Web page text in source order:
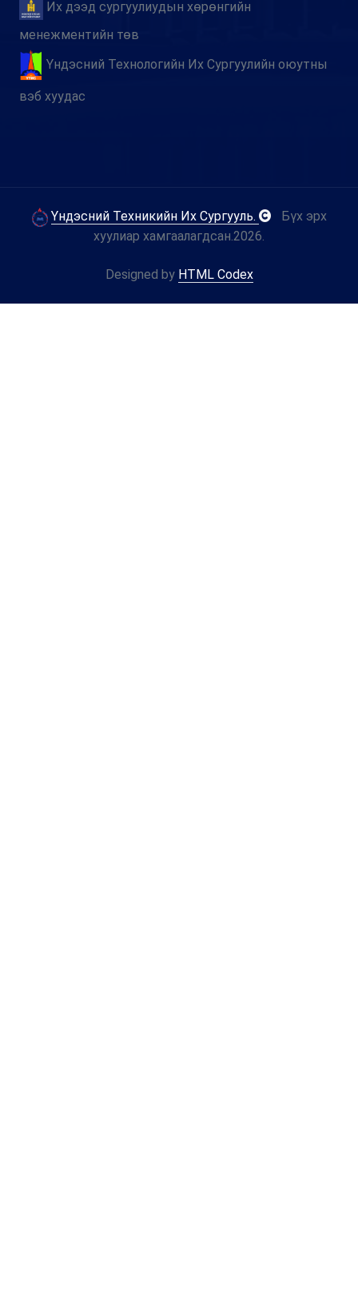
Их дээд сургуулиудын хөрөнгийн
менежментийн төв
Үндэсний Технологийн Их Сургуулийн оюутны
вэб хуудас
Үндэсний Техникийн Их Сургууль.
Бүх эрх
хуулиар хамгаалагдсан. 2026.
Designed by HTML Codex